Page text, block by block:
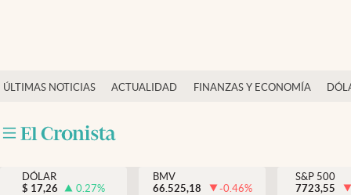
ÚLTIMAS NOTICIAS ACTUALIDAD FINANZAS Y ECONOMÍA
Actualidad
Internacionales
DÓLAR
$ 17,26 0.27%
BMV
66.525,18
-0.46%
S&P 500
7723,55